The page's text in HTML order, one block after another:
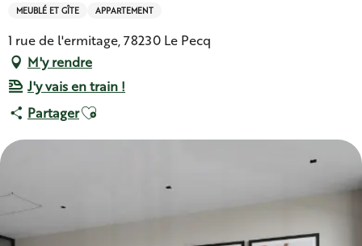
MEUBLÉ ET GÎTE APPARTEMENT
1 rue de l'ermitage, 78230 Le Pecq
M'y rendre
J'y vais en train !
PartagerAjouter aux favoris